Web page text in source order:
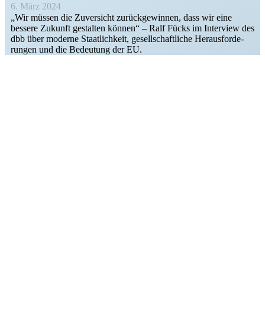
6. März 2024
„Wir müssen die Zuver­sicht zurück­ge­winnen, dass wir eine
bessere Zukunft gestalten können“ – Ralf Fücks im Interview des
dbb über moderne Staat­lichkeit, gesell­schaft­liche Heraus­for­de­
rungen und die Bedeutung der EU.